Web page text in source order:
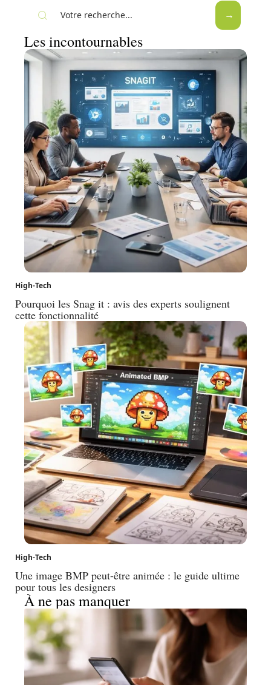
Les incontournables
High-Tech
Pourquoi les Snag it : avis des experts soulignent
cette fonctionnalité
High-Tech
Une image BMP peut-être animée : le guide ultime
pour tous les designers
À ne pas manquer